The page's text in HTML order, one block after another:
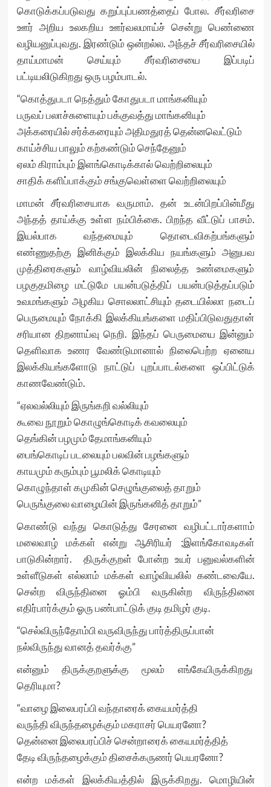
கொடுக்கப்படுவது கறுப்புப்பணத்தைப் போல. சீர்வரிசை
ஊர் அறிய உலகறிய ஊர்வலமாய்ச் சென்று பெண்ணை
வழியனுப்புவது. இரண்டும் ஒன்றல்ல. அந்தச் சீர்வரிசையில்
தாய்மாமன் செய்யும் சீர்வரிசையை இப்படிப்
பட்டியலிடுகிறது ஒரு பழம்பாடல்.
“கொத்துபடா நெத்தும் கோதுபடா மாங்கனியும்
பருவப் பலாச்சுளையும் பக்குவத்து மாங்கனியும்
அக்கரையில் சர்க்கரையும் அதிமதுரத் தென்னவெட்டும்
காய்ச்சிய பாலும் கற்கண்டும் செந்தேனும்
ஏலம் கிராம்பும் இளங்கொடிக்கால் வெற்றிலையும்
சாதிக் களிப்பாக்கும் சங்குவெள்ளை வெற்றிலையும்
மாமன் சீர்வரிசையாக வருமாம். தன் உடன்பிறப்பின்மீது
அந்தத் தாய்க்கு உள்ள நம்பிக்கை. பிறந்த வீட்டுப் பாசம்.
இயல்பாக வந்தமையும் தொடைவிகற்பங்களும்
எண்ணுதற்கு இனிக்கும் இலக்கிய நயங்களும் அனுபவ
முத்திரைகளும் வாழ்வியலின் நிலைத்த உண்மைகளும்
பழகுதமிழை மட்டுமே பயன்படுத்திப் பயன்படுத்தப்படும்
உவமங்களும் அழகிய சொலலாட்சியும் தடையில்லா நடைப்
பெருமையும் நோக்கி இலக்கியங்களை மதிப்பிடுவதுதான்
சரியான திறனாய்வு நெறி. இந்தப் பெருமையை இன்னும்
தெளிவாக உணர வேண்டுமானால் நிலைபெற்ற ஏனைய
இலக்கியங்களோடு நாட்டுப் புறப்பாடல்களை ஒப்பிட்டுக்
காணவேண்டும்.
“ஏலவல்லியும் இருங்கறி வல்லியும்
கூவை நூறும் கொழுங்கொடிக் கவலையும்
தெங்கின் பழமும் தேமாங்கனியும்
பைங்கொடிப் படலையும் பலவின் பழங்களும்
காயமும் கரும்பும் பூமலிக் கொடியும்
கொழுந்தாள் கமுகின் செழுங்குலைத் தாறும்
பெருங்குலை வாழையின் இருங்கனித் தாறும்”
கொண்டு வந்து கொடுத்து சேரனை வழிபட்டார்களாம்
மலைவாழ் மக்கள் என்று ஆசிரியர் ;இளங்கோவடிகள்
பாடுகின்றார். திருக்குறள் போன்ற உயர் பனுவல்களின்
உள்ளீடுகள் எல்லாம் மக்கள் வாழ்வியலில் கண்டவையே.
சென்ற விருந்தினை ஓம்பி வருகின்ற விருந்தினை
எதிர்பார்க்கும் ஓரு பண்பாட்டுக் குடி தமிழர் குடி.
“செல்விருந்தோம்பி வருவிருந்து பார்த்திருப்பான்
நல்விருந்து வானத் தவர்க்கு”
என்னும் திருக்குறளுக்கு மூலம் எங்கேயிருக்கிறது
தெரியுமா?
“வாழை இலைபரப்பி வந்தாரைக் கையமர்த்தி
வருந்தி விருந்தழைக்கும் மகராசர் பெயரனோ?
தென்னை இலைபரப்பிச் சென்றாரைக் கையமர்த்தித்
தேடி விருந்தழைக்கும் திசைக்கருணர் பெயரனோ?
என்ற மக்கள் இலக்கியத்தில் இருக்கிறது. மொழியின்